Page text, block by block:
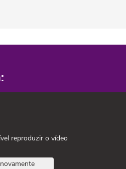
reproduzir o vídeo